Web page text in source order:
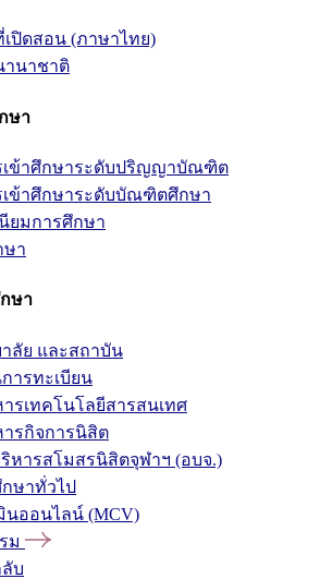
ปิดสอน (ภาษาไทย)
านาชาติ
ษา
เข้าศึกษาระดับปริญญาบัณฑิต
เข้าศึกษาระดับบัณฑิตศึกษา
ยมการศึกษา
ษา
ษา
ลัย และสถาบัน
ารทะเบียน
รเทคโนโลยีสารสนเทศ
รกิจการนิสิต
หารสโมสรนิสิตจุฬาฯ (อบจ.)
ษาทั่วไป
นออนไลน์ (MCV)
ม
บ